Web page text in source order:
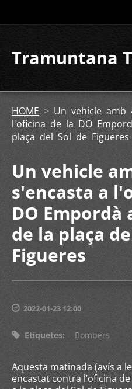
Tramuntana
HOME > Un vehicle amb
l'oficina de la DO
plaça del Sol de Figueres
Un vehicle
s'encasta a
DO
de la plaça
Figueres
2022-01-23 12:00
Etiquetes: Bombers
Aquesta matinada (avís a
encastat contra l’oficina